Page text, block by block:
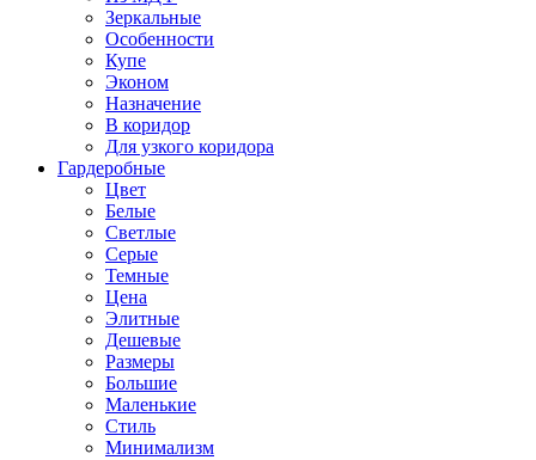
Зеркальные
Особенности
Купе
Эконом
Назначение
В коридор
Для узкого коридора
Гардеробные
Цвет
Белые
Светлые
Серые
Темные
Цена
Элитные
Дешевые
Размеры
Большие
Маленькие
Стиль
Минимализм